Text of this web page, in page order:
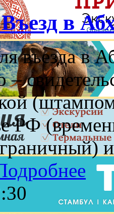
в
в
–
РФ